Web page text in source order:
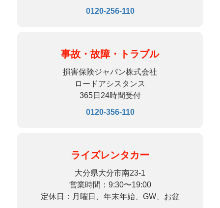
0120-256-110
事故・故障・トラブル
損害保険ジャパン株式会社
ロードアシスタンス
365日24時間受付
0120-356-110
ライズレンタカー
大分県大分市南23-1
営業時間：9:30〜19:00
定休日：月曜日、年末年始、GW、お盆